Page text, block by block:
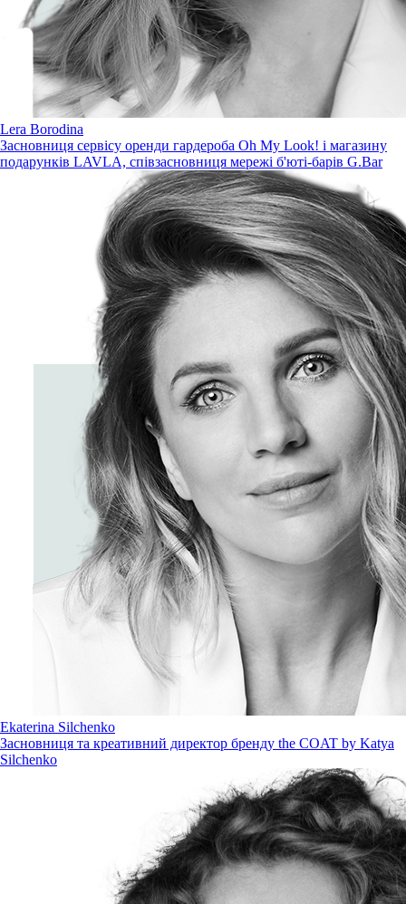
Lera Borodina
Засновниця сервісу оренди гардероба Oh My Look! і магазину
подарунків LAVLA, співзасновниця мережі б'юті-барів G.Bar
Ekaterina Silchenko
Засновниця та креативний директор бренду the COAT by Katya
Silchenko